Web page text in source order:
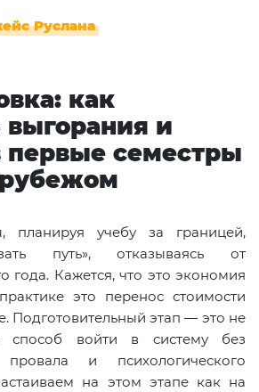
Руслана
как
и
первые семестры
планируя учебу за границей,
путь», отказываясь от
года. Кажется, что это экономия
это перенос стоимости
Подготовительный этап — это не
способ войти в систему без
провала и психологического
на этом этапе как на